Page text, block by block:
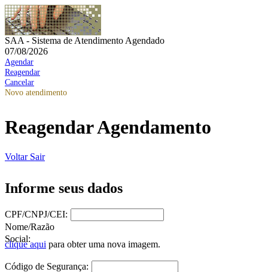
SAA - Sistema de Atendimento Agendado
07/08/2026
Agendar
Reagendar
Cancelar
Novo atendimento
Reagendar Agendamento
Voltar Sair
Informe seus dados
CPF/CNPJ/CEI:
Nome/Razão
Social:
clique aqui para obter uma nova imagem.
Código de Segurança: